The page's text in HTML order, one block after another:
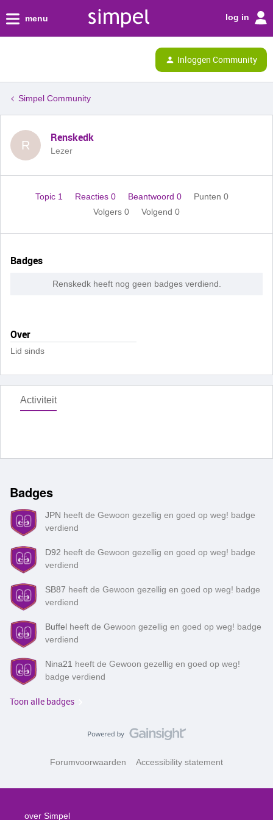
menu log in
Inloggen Community
Simpel Community
R
Renskedk
Lezer
Topic 1 Reacties 0 Beantwoord 0
Punten 0
Volgers 0 Volgend 0
Badges
Renskedk heeft nog geen badges verdiend.
Over
Lid sinds
Activiteit
Badges
JPN heeft de Gewoon gezellig en goed op weg! badge
verdiend
D92 heeft de Gewoon gezellig en goed op weg! badge
verdiend
SB87 heeft de Gewoon gezellig en goed op weg! badge
verdiend
Buffel heeft de Gewoon gezellig en goed op weg! badge
verdiend
Nina21 heeft de Gewoon gezellig en goed op weg!
badge verdiend
Toon alle badges
Forumvoorwaarden Accessibility statement
over Simpel